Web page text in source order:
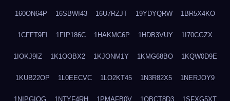
160ON64P 16SBWI43 16U7RZJT 19YDYQRW 1BR5X4KO
1CFFT9FI 1FIP186C 1HAKMC6P 1HDB3VUY 1I70CGZX
1IOKJ9IZ 1K1OOBX2 1KJONM1Y 1KMG68BO 1KQW0D9E
1KUB22OP 1L0EECVC 1LO2KT45 1N3R82X5 1NERJOY9
1NIPGIQG 1NTYF4RH 1PMAFB0V 1QBCT8D3 1SFXG5XT